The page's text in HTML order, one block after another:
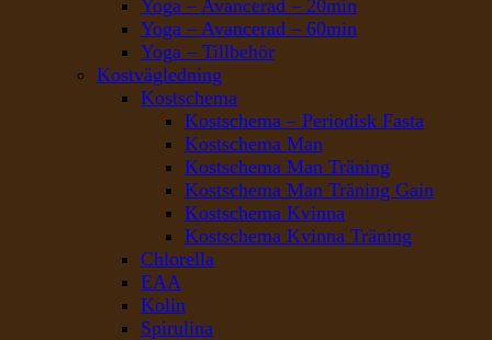
Yoga – Avancerad – 20min
Yoga – Avancerad – 60min
Yoga – Tillbehör
Kostvägledning
Kostschema
Kostschema – Periodisk Fasta
Kostschema Man
Kostschema Man Träning
Kostschema Man Träning Gain
Kostschema Kvinna
Kostschema Kvinna Träning
Chlorella
EAA
Kolin
Spirulina